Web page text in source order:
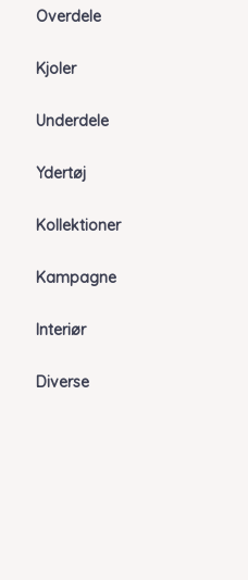
Overdele
Kjoler
Underdele
Ydertøj
Kollektioner
Kampagne
Interiør
Diverse